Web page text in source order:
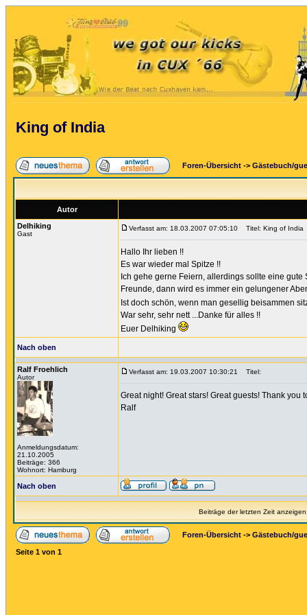
King of India
Foren-Übersicht -> Gästebuch/
Autor
Delhiking
Gast
Verfasst am: 18.03.2007 07:05:10 Titel: King of India
Hallo Ihr lieben !!
Es war wieder mal Spitze !!
Ich gehe gerne Feiern, allerdings sollte eine
Freunde, dann wird es immer ein gelungener
Ist doch schön, wenn man gesellig beisammen
War sehr, sehr nett ...Danke für alles !!
Euer Delhiking
Nach oben
Ralf Froehlich
Autor
Anmeldungsdatum:
21.10.2005
Beiträge: 366
Wohnort: Hamburg
Verfasst am: 19.03.2007 10:30:21 Titel:
Great night! Great stars! Great guests! Thank you
Ralf
Nach oben
Beiträge der letzten Zeit
Foren-Übersicht -> Gästebuch/
Seite 1 von 1